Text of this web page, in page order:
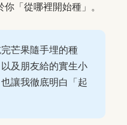
「從哪裡開始種」。
芒果隨手埋的種
及朋友給的實生小
讓我徹底明白「起